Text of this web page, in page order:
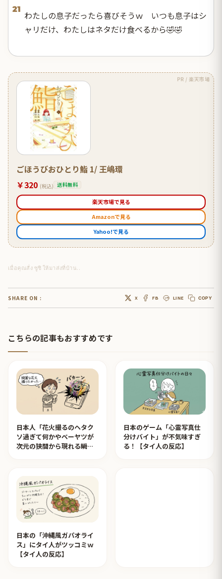
21
わたしの息子だったら喜びそうｗ いつも息子はシ
ャリだけ、わたしはネタだけ食べるから🤣🤣
PR / 楽天市場
ごほうびおひとり鮨 1/ 王嶋環
￥320 (税込) 送料無料
楽天市場で見る
Amazonで見る
Yahoo!で見る
เมื่อคุณสั่ง ซูชิ ให้มาส่งที่บ้าน..
SHARE ON : X FB LINE COPY
こちらの記事もおすすめです
日本人「花火撮るのヘタク
ソ過ぎて何かやベーヤツが
次元の狭間から現れる瞬間
日本のゲーム「心霊写真仕
分けバイト」が不気味すぎ
る！【タイ人の反応】
日本の「沖縄風ガパオライ
ス」にタイ人がツッコミｗ
【タイ人の反応】